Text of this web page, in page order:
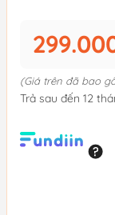
(Giá trên đã bao
Trả sau đến 12